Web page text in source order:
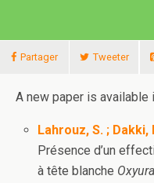
Partager Tweeter
A new paper is available
Lahrouz, S. ; Dakki,
Présence d’un
à tête blanche